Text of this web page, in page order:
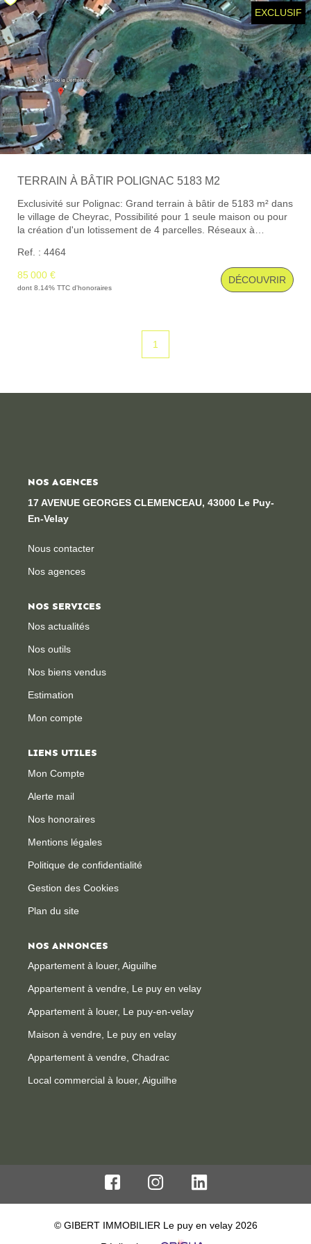
Locaux Professionnels
Maisons
Dossier De Candidature
ESTIMER
MON COMPTE
Notre Histoire
CONTACT
EXCLUSIF
TERRAIN À BÂTIR POLIGNAC 5183 M2
Exclusivité sur Polignac: Grand terrain à bâtir de 5183 m² dans
le village de Cheyrac, Possibilité pour 1 seule maison ou pour
la création d'un lotissement de 4 parcelles. Réseaux à
desservent la parcelle. Cu positif pour plusieurs maisons
(novembre 2024) Etude des sols disponible sur demande. A
découvrir rapidement!
Ref. : 4464
85 000 €
dont 8.14% TTC d'honoraires
DÉCOUVRIR
1
NOS AGENCES
17 AVENUE GEORGES CLEMENCEAU, 43000 Le Puy-
En-Velay
Nous contacter
Nos agences
NOS SERVICES
Nos actualités
Nos outils
Nos biens vendus
Estimation
Mon compte
LIENS UTILES
Mon Compte
Alerte mail
Nos honoraires
Mentions légales
Politique de confidentialité
Gestion des Cookies
Plan du site
NOS ANNONCES
Appartement à louer, Aiguilhe
Appartement à vendre, Le puy en velay
Appartement à louer, Le puy-en-velay
Maison à vendre, Le puy en velay
Appartement à vendre, Chadrac
Local commercial à louer, Aiguilhe
© GIBERT IMMOBILIER Le puy en velay 2026